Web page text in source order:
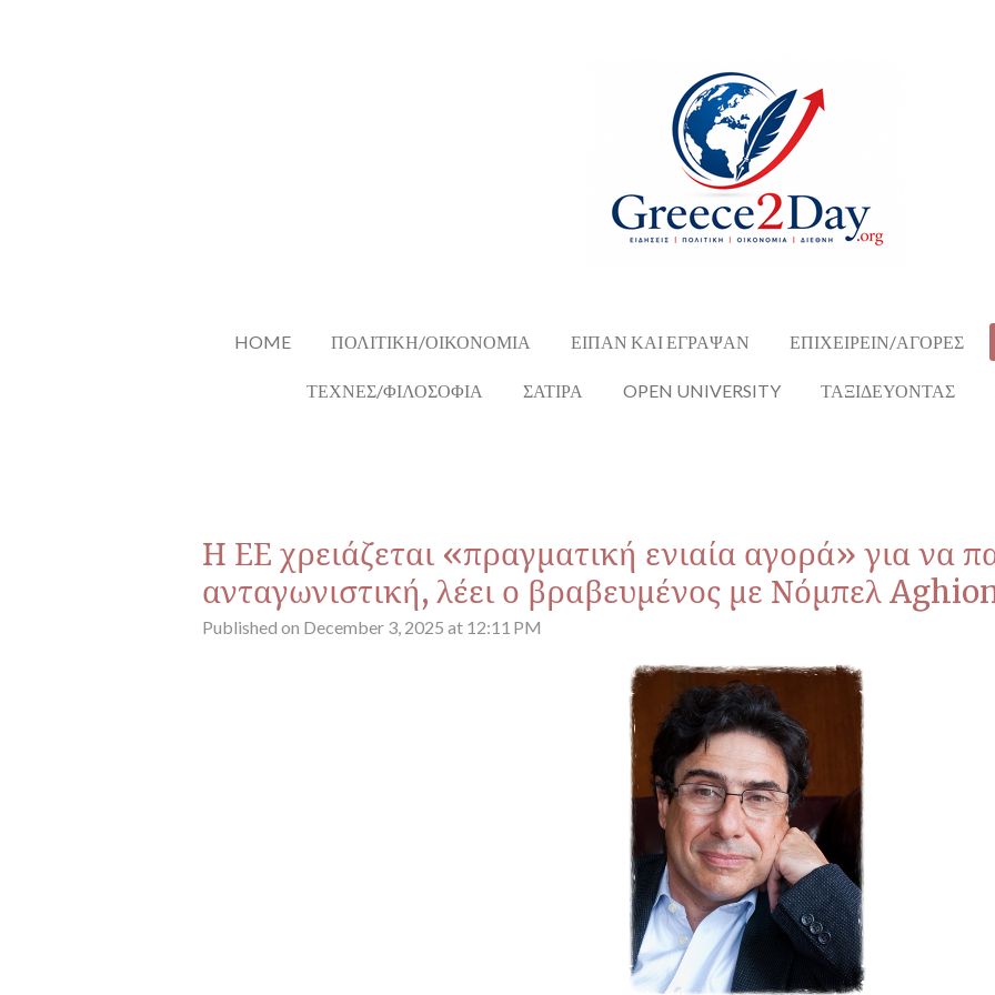
HOME ΠΟΛΙΤΙΚΗ/ΟΙΚΟΝΟΜΙΑ ΕΙΠΑΝ ΚΑΙ ΕΓΡΑΨΑΝ ΕΠΙΧΕΙΡΕΙΝ/ΑΓΟΡΕΣ
ΤΕΧΝΕΣ/ΦΙΛΟΣΟΦΙΑ ΣΑΤΙΡΑ OPEN UNIVERSITY ΤΑΞΙΔΕΥΟΝΤΑΣ
Η ΕΕ χρειάζεται «πραγματική ενιαία αγορά» για να
ανταγωνιστική, λέει ο βραβευμένος με Νόμπελ
Published on December 3, 2025 at 12:11 PM